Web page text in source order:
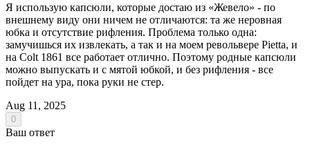
Я использую капсюли, которые достаю из «Жевело» - по
внешнему виду они ничем не отличаются: та же неровная
юбка и отсутствие рифления. Проблема только одна:
замучишься их извлекать, а так и на моем револьвере Pietta, и
на Colt 1861 все работает отлично. Поэтому родные капсюли
можно выпускать и с мятой юбкой, и без рифления - все
пойдет на ура, пока руки не стер.
Aug 11, 2025
0
Ваш ответ